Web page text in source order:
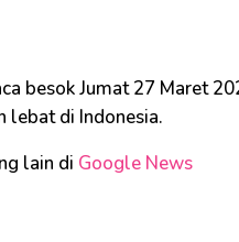
besok Jumat 27 Maret
lebat di Indonesia.
lain di Google News